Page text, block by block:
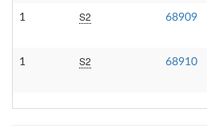
1 S2 68909
1 S2 68910